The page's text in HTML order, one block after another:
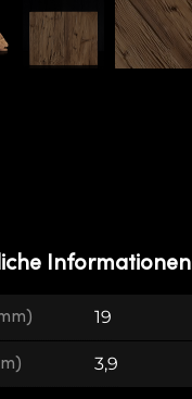
Informationen
19
3,9